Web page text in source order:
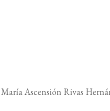
Ascensión Rivas